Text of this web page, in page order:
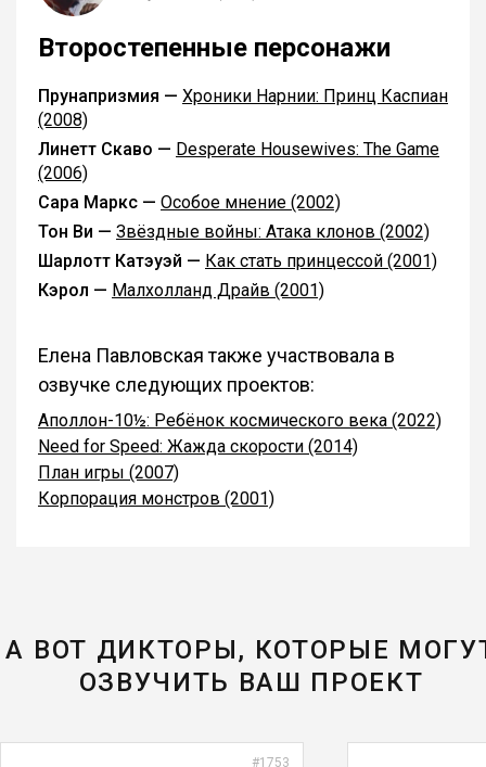
Второстепенные персонажи
Прунапризмия — Хроники Нарнии: Принц Каспиан
(2008)
Линетт Скаво — Desperate Housewives: The Game
(2006)
Сара Маркс — Особое мнение (2002)
Тон Ви — Звёздные войны: Атака клонов (2002)
Шарлотт Катэуэй — Как стать принцессой (2001)
Кэрол — Малхолланд Драйв (2001)
Елена Павловская также участвовала в
озвучке следующих проектов:
Аполлон-10½: Ребёнок космического века (2022)
Need for Speed: Жажда скорости (2014)
План игры (2007)
Корпорация монстров (2001)
А ВОТ ДИКТОРЫ, КОТОРЫЕ
ОЗВУЧИТЬ ВАШ ПРОЕКТ
#1753